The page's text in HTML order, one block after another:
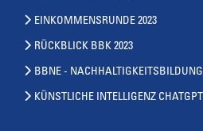
EINKOMMENSRUNDE 2023
RÜCKBLICK BBK 2023
BBNE - NACHHALTIGKEITSBILDUNG
KÜNSTLICHE INTELLIGENZ CHATGPT